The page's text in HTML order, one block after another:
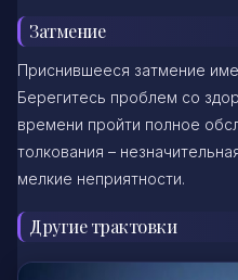
Затмение
Приснившееся затмение
Берегитесь проблем со
времени пройти полное
толкования –
мелкие неприятности.
Другие трактовки